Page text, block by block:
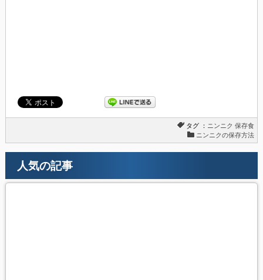
タグ ： ニンニク 保存食
ニンニクの保存方法
人気の記事